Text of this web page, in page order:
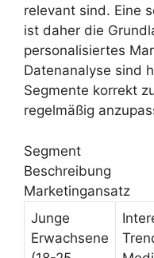
relevant sind. Eine
ist daher die
personalisiertes
Datenanalyse sind
Segmente korrekt
regelmäßig
Segment
Beschreibung
Marketingansatz
Junge
Erwachsene